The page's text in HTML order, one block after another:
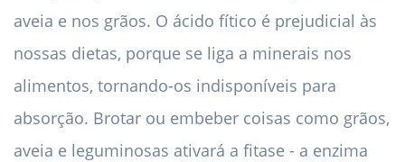
aveia e nos grãos. O ácido fítico é prejudicial às
nossas dietas, porque se liga a minerais nos
alimentos, tornando-os indisponíveis para
absorção. Brotar ou embeber coisas como grãos,
aveia e leguminosas ativará a fitase - a enzima